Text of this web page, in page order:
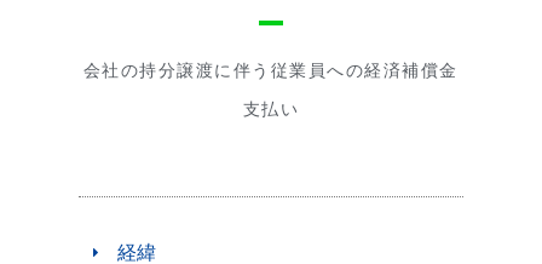
会社の持分譲渡に伴う従業員への経済補償金
支払い
経緯